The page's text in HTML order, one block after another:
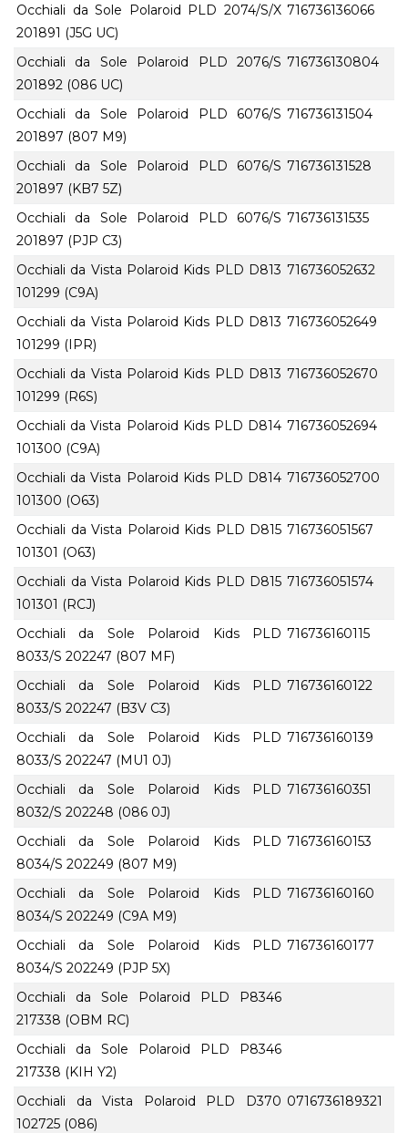
Occhiali da Sole Polaroid PLD 2074/S/X
201891 (J5G UC)
716736136066
Occhiali da Sole Polaroid PLD 2076/S
201892 (086 UC)
716736130804
Occhiali da Sole Polaroid PLD 6076/S
201897 (807 M9)
716736131504
Occhiali da Sole Polaroid PLD 6076/S
201897 (KB7 5Z)
716736131528
Occhiali da Sole Polaroid PLD 6076/S
201897 (PJP C3)
716736131535
Occhiali da Vista Polaroid Kids PLD D813
101299 (C9A)
716736052632
Occhiali da Vista Polaroid Kids PLD D813
101299 (IPR)
716736052649
Occhiali da Vista Polaroid Kids PLD D813
101299 (R6S)
716736052670
Occhiali da Vista Polaroid Kids PLD D814
101300 (C9A)
716736052694
Occhiali da Vista Polaroid Kids PLD D814
101300 (O63)
716736052700
Occhiali da Vista Polaroid Kids PLD D815
101301 (O63)
716736051567
Occhiali da Vista Polaroid Kids PLD D815
101301 (RCJ)
716736051574
Occhiali da Sole Polaroid Kids PLD
8033/S 202247 (807 MF)
716736160115
Occhiali da Sole Polaroid Kids PLD
8033/S 202247 (B3V C3)
716736160122
Occhiali da Sole Polaroid Kids PLD
8033/S 202247 (MU1 0J)
716736160139
Occhiali da Sole Polaroid Kids PLD
8032/S 202248 (086 0J)
716736160351
Occhiali da Sole Polaroid Kids PLD
8034/S 202249 (807 M9)
716736160153
Occhiali da Sole Polaroid Kids PLD
8034/S 202249 (C9A M9)
716736160160
Occhiali da Sole Polaroid Kids PLD
8034/S 202249 (PJP 5X)
716736160177
Occhiali da Sole Polaroid PLD P8346
217338 (OBM RC)
Occhiali da Sole Polaroid PLD P8346
217338 (KIH Y2)
Occhiali da Vista Polaroid PLD D370
102725 (086)
0716736189321